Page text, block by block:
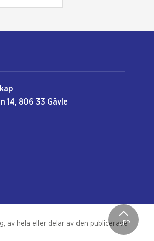
14, 806 33 Gävle
UPP
av hela eller delar av den publicerade